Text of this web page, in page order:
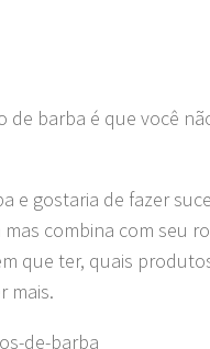
barba é que você
e gostaria de fazer
combina com seu
que ter, quais
mais.
de-barba